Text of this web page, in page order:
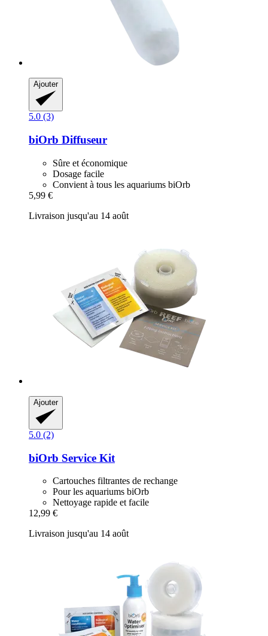
Ajouter
5.0 (3)
biOrb Diffuseur
Sûre et économique
Dosage facile
Convient à tous les aquariums biOrb
5,99 €
Livraison jusqu'au 14 août
Ajouter
5.0 (2)
biOrb Service Kit
Cartouches filtrantes de rechange
Pour les aquariums biOrb
Nettoyage rapide et facile
12,99 €
Livraison jusqu'au 14 août